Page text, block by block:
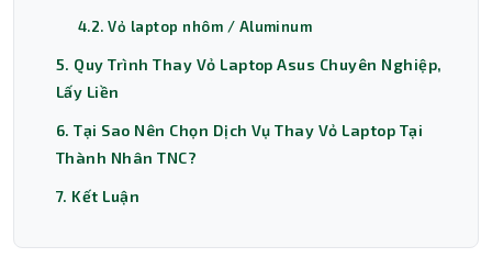
4.2. Vỏ laptop nhôm / Aluminum
5. Quy Trình Thay Vỏ Laptop Asus Chuyên Nghiệp,
Lấy Liền
6. Tại Sao Nên Chọn Dịch Vụ Thay Vỏ Laptop Tại
Thành Nhân TNC?
7. Kết Luận